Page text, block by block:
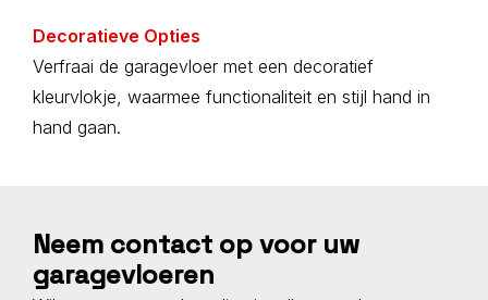
Decoratieve Opties
Verfraai de garagevloer met een decoratief
kleurvlokje, waarmee functionaliteit en stijl hand in
hand gaan.
Neem contact op voor uw
garagevloeren